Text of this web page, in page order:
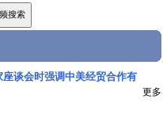
谈会时强调中美经贸合作有
更多